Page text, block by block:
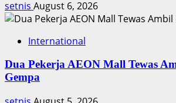
Film
Janur
Ireng
setnis August 6, 2026
International
Dua Pekerja AEON Mall Tewas
Gempa